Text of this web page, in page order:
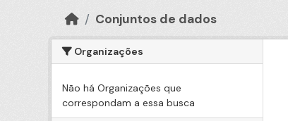
Conjuntos de dados
Organizações
Não há Organizações que
correspondam a essa busca